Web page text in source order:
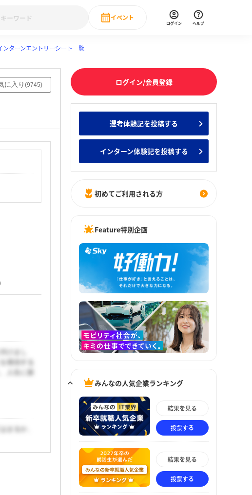
みんなの新卒就職人気企業ランキング みんなのインターン人気企業ランキ
イベント
直近のイベント一覧
もっと見る
ログイン ヘルプ
ンターンエントリーシート一覧
に入り (9745)
けまし
発信する
人生に新
まるか、
ログイン/会員登録
選考体験記を投稿する
インターン体験記を投稿する
初めてご利用される方
Feature特別企画
みんなの人気企業ランキング
結果を見る
投票する
結果を見る
投票する